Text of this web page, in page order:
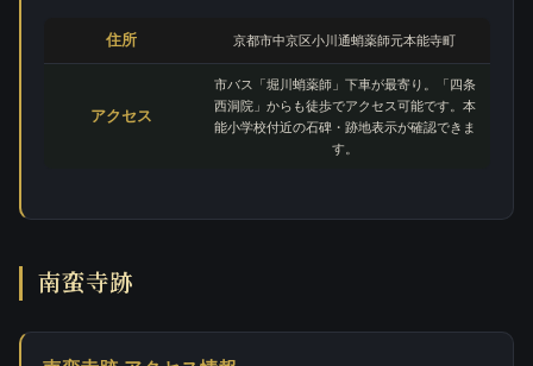
住所 京都市中京区小川通蛸薬師元本能寺町
アクセス
市バス「堀川蛸薬師」下車が最寄り。「四条
西洞院」からも徒歩でアクセス可能です。本
能小学校付近の石碑・跡地表示が確認できま
す。
南蛮寺跡